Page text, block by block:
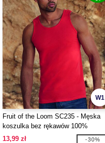
W1
Fruit of the Loom SC235 - Męska
koszulka bez rękawów 100%
bawełna
13,99 zł -30%